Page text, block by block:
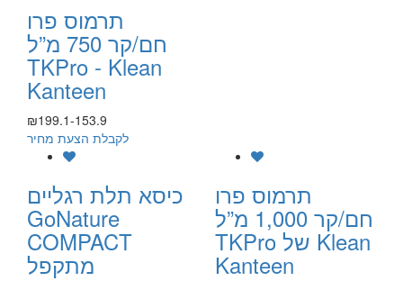
תרמוס פרו
חם/קר 750 מ”ל
TKPro - Klean
Kanteen
₪199.1-153.9
לקבלת הצעת מחיר
תרמוס פרו
חם/קר 1,000 מ”ל
TKPro של Klean
Kanteen
כיסא תלת רגליים
GoNature
COMPACT
מתקפל